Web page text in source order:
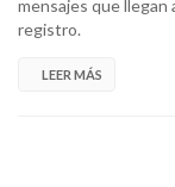
mensajes que llegan
registro.
LEER MÁS